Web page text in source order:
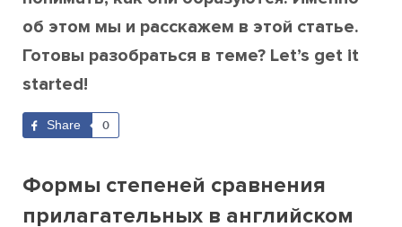
об этом мы и расскажем в этой статье.
Готовы разобраться в теме? Let’s get it
started!
Share 0
Формы степеней сравнения
прилагательных в английском